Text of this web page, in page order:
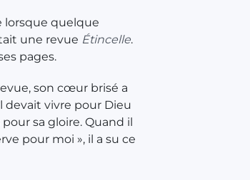
lorsque quelque
une revue Étincelle.
pages.
son cœur brisé a
devait vivre pour Dieu
sa gloire. Quand il
pour moi », il a su ce